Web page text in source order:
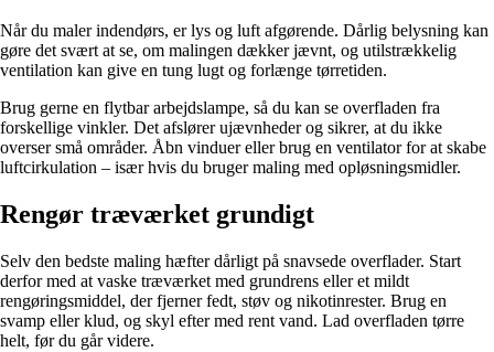
Når du maler indendørs, er lys og luft afgørende. Dårlig belysning kan
gøre det svært at se, om malingen dækker jævnt, og utilstrækkelig
ventilation kan give en tung lugt og forlænge tørretiden.
Brug gerne en flytbar arbejdslampe, så du kan se overfladen fra
forskellige vinkler. Det afslører ujævnheder og sikrer, at du ikke
overser små områder. Åbn vinduer eller brug en ventilator for at skabe
luftcirkulation – især hvis du bruger maling med opløsningsmidler.
Rengør træværket grundigt
Selv den bedste maling hæfter dårligt på snavsede overflader. Start
derfor med at vaske træværket med grundrens eller et mildt
rengøringsmiddel, der fjerner fedt, støv og nikotinrester. Brug en
svamp eller klud, og skyl efter med rent vand. Lad overfladen tørre
helt, før du går videre.